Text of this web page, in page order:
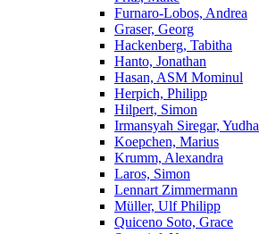
Furnaro-Lobos, Andrea
Graser, Georg
Hackenberg, Tabitha
Hanto, Jonathan
Hasan, ASM Mominul
Herpich, Philipp
Hilpert, Simon
Irmansyah Siregar, Yudha
Koepchen, Marius
Krumm, Alexandra
Laros, Simon
Lennart Zimmermann
Müller, Ulf Philipp
Quiceno Soto, Grace